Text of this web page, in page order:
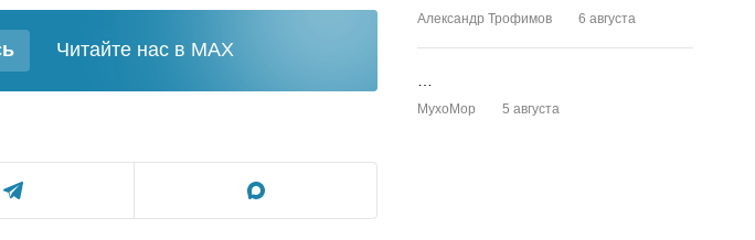
Читайте нас в MAX
Александр Трофимов 6 августа
MyxoMop 5 августа